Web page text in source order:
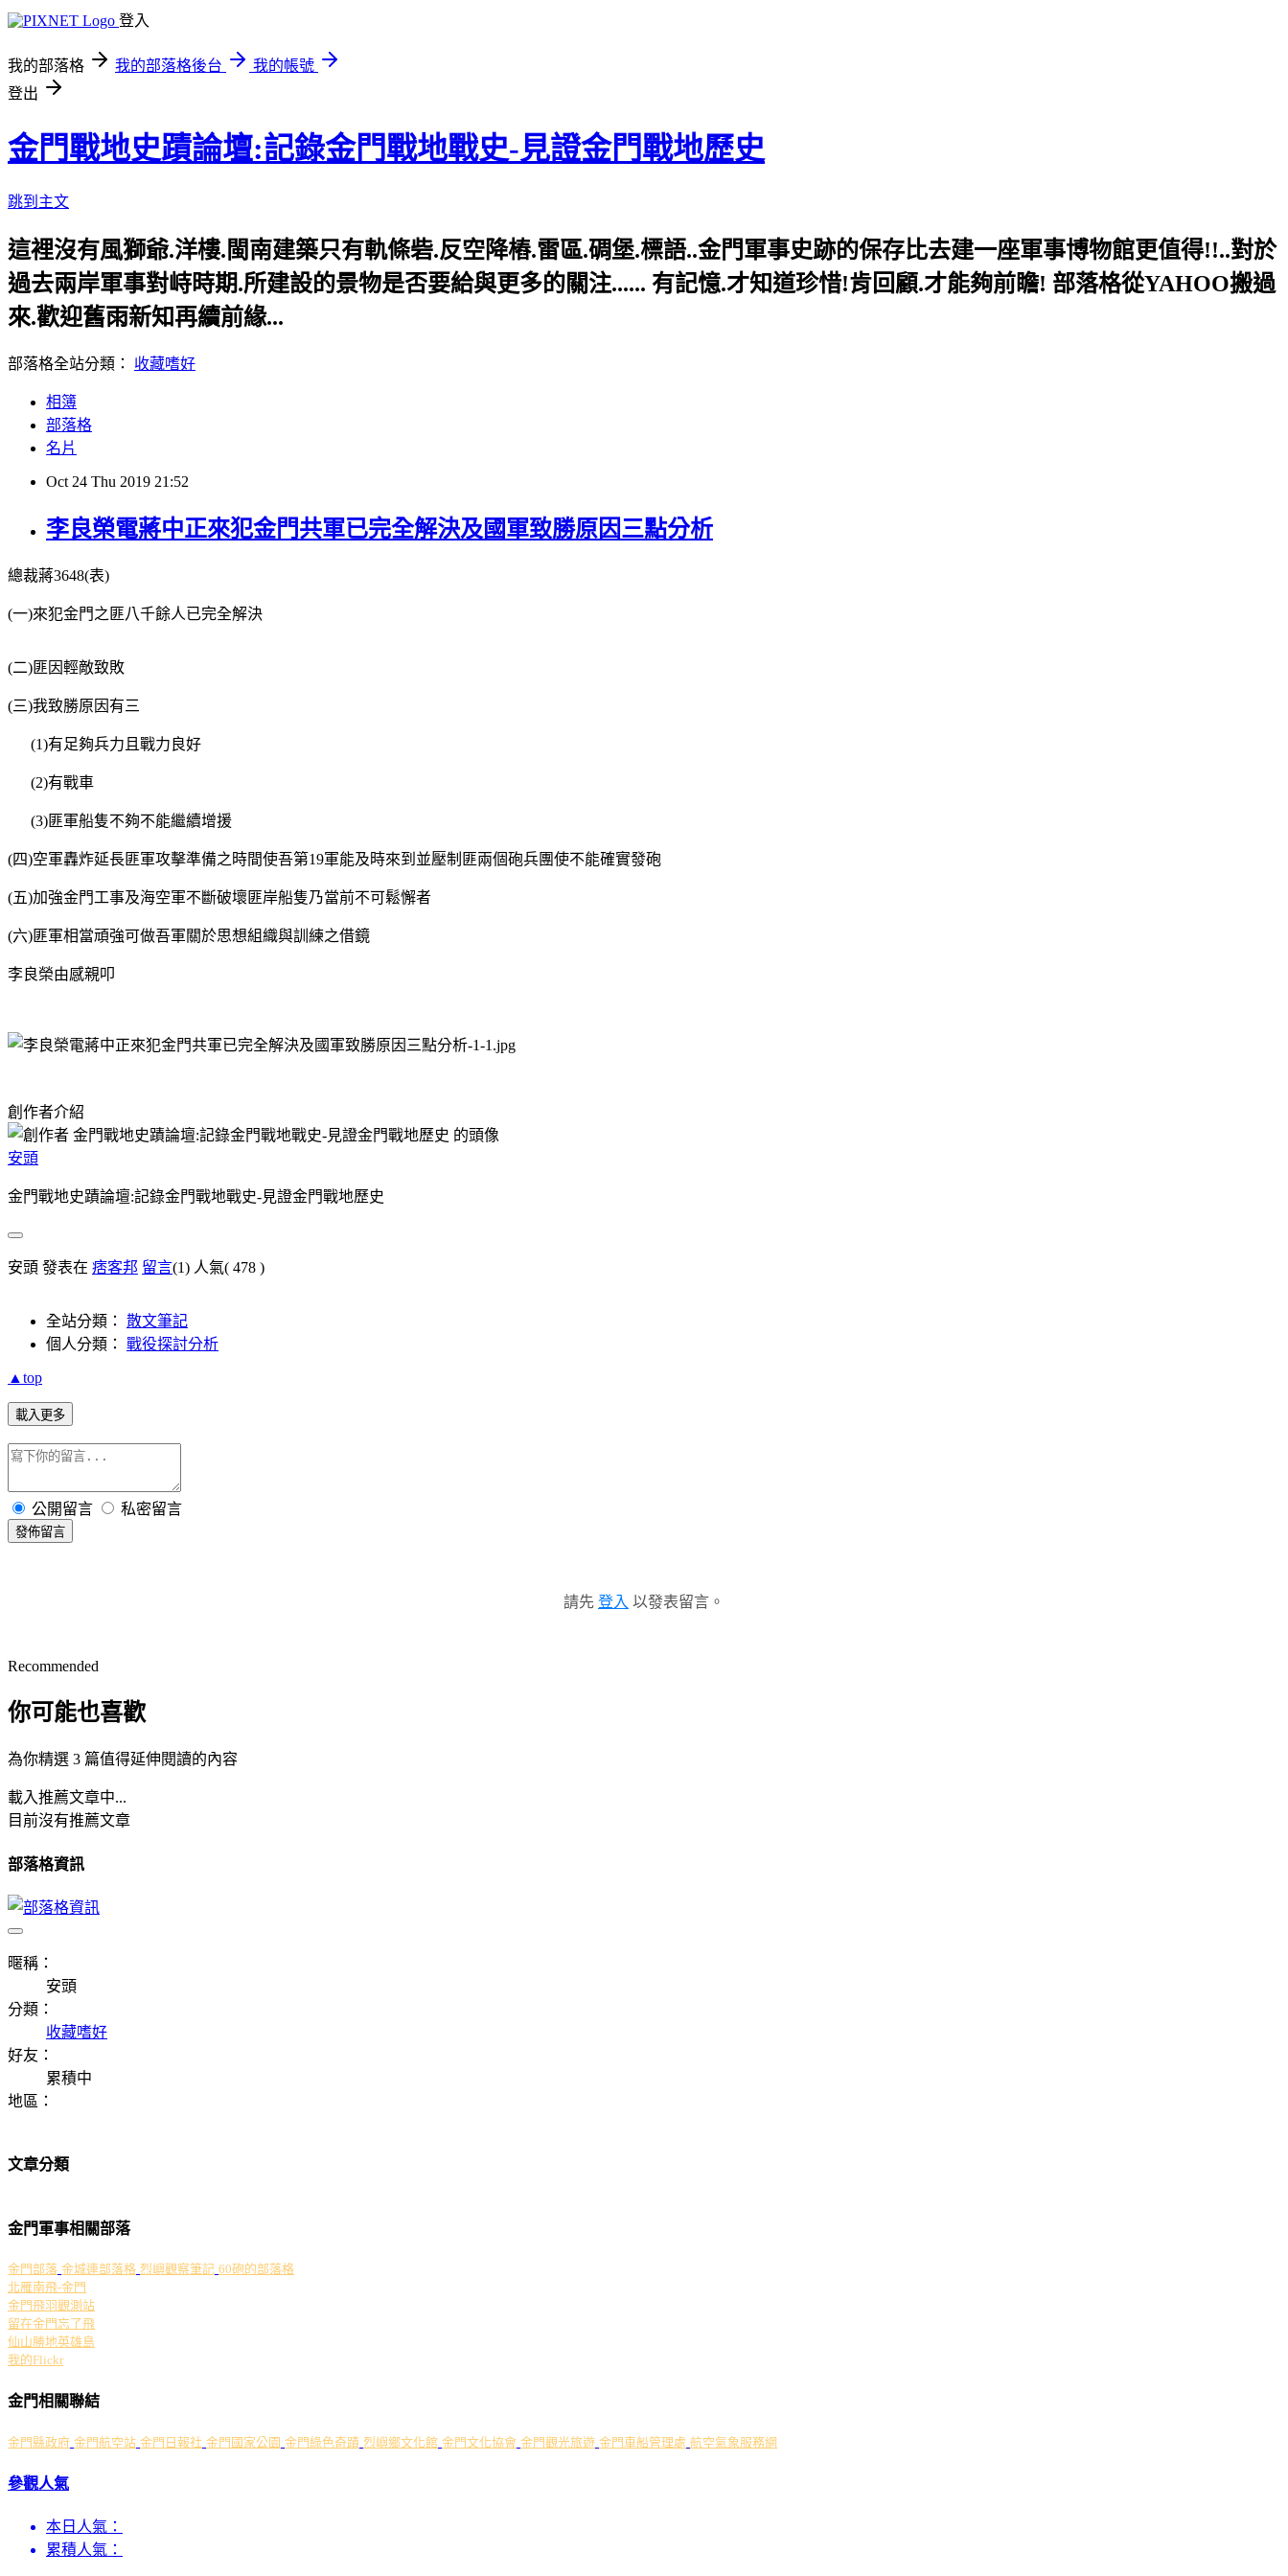
登入
我的部落格 我的部落格後台
我的帳號
登出
金門戰地史蹟論壇:記錄金門戰地戰史-見證金門戰地歷史
跳到主文
這裡沒有風獅爺.洋樓.閩南建築只有軌條砦.反空降樁.雷區.碉堡.標語..金門軍事史跡的保存比去建一座軍事博物館更值得!!..對於
過去兩岸軍事對峙時期.所建設的景物是否要給與更多的關注...... 有記憶.才知道珍惜!肯回顧.才能夠前瞻! 部落格從YAHOO搬過
來.歡迎舊雨新知再續前緣...
部落格全站分類： 收藏嗜好
相簿
部落格
名片
Oct 24 Thu 2019 21:52
李良榮電蔣中正來犯金門共軍已完全解決及國軍致勝原因三點分析
總裁蔣3648(表)
(一)來犯金門之匪八千餘人已完全解決
(二)匪因輕敵致敗
(三)我致勝原因有三
(1)有足夠兵力且戰力良好
(2)有戰車
(3)匪軍船隻不夠不能繼續增援
(四)空軍轟炸延長匪軍攻擊準備之時間使吾第19軍能及時來到並壓制匪兩個砲兵團使不能確實發砲
(五)加強金門工事及海空軍不斷破壞匪岸船隻乃當前不可鬆懈者
(六)匪軍相當頑強可做吾軍關於思想組織與訓練之借鏡
李良榮由感親叩
創作者介紹
安頭
金門戰地史蹟論壇:記錄金門戰地戰史-見證金門戰地歷史
安頭 發表在 痞客邦 留言(1) 人氣( 478 )
全站分類： 散文筆記
個人分類： 戰役探討分析
▲top
載入更多
公開留言 私密留言
發佈留言
請先 登入 以發表留言。
Recommended
你可能也喜歡
為你精選 3 篇值得延伸閱讀的內容
載入推薦文章中...
目前沒有推薦文章
部落格資訊
暱稱：
安頭
分類：
收藏嗜好
好友：
累積中
地區：
文章分類
金門軍事相關部落
金門部落 金城連部落格 烈嶼觀察筆記 60砲的部落格
北雁南飛-金門
金門飛羽觀測站
留在金門忘了飛
仙山勝地英雄島
我的Flickr
金門相關聯結
金門縣政府 金門航空站 金門日報社 金門國家公園 金門綠色奇蹟 烈嶼鄉文化館 金門文化協會 金門觀光旅遊 金門車船管理處 航空氣象服務網
參觀人氣
本日人氣：
累積人氣：